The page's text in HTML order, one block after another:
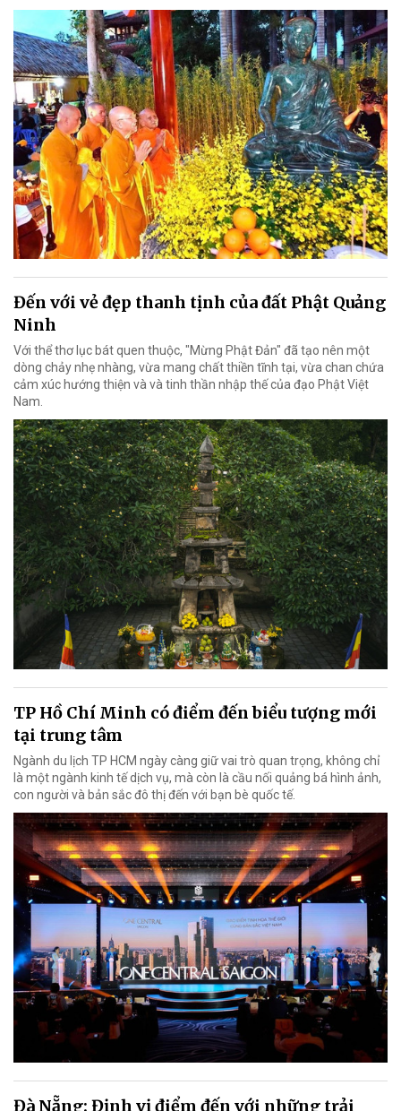
Đến với vẻ đẹp thanh tịnh của đất Phật Quảng
Ninh
Với thể thơ lục bát quen thuộc, "Mừng Phật Đản" đã tạo nên một
dòng chảy nhẹ nhàng, vừa mang chất thiền tĩnh tại, vừa chan chứa
cảm xúc hướng thiện và và tinh thần nhập thế của đạo Phật Việt
Nam.
TP Hồ Chí Minh có điểm đến biểu tượng mới
tại trung tâm
Ngành du lịch TP HCM ngày càng giữ vai trò quan trọng, không chỉ
là một ngành kinh tế dịch vụ, mà còn là cầu nối quảng bá hình ảnh,
con người và bản sắc đô thị đến với bạn bè quốc tế.
Đà Nẵng: Định vị điểm đến với những trải